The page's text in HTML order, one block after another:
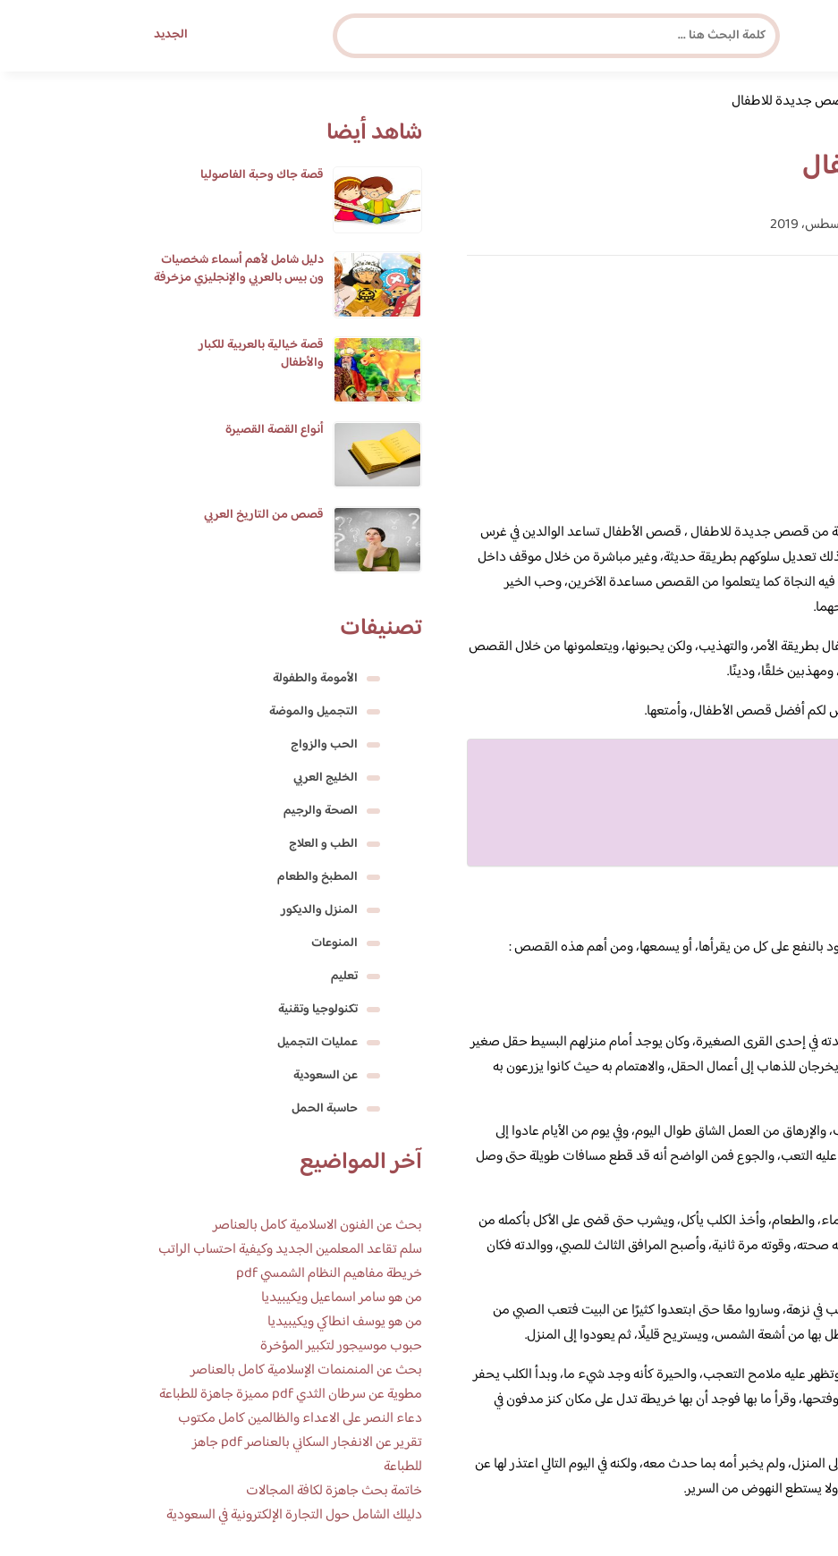
الجديد
مجلة برونزية للفتاة العصريةجديدة للاطفال
من قصص جديدة للاطفال ، قصص الأطفال تساعد الوالدين في غرس
تعديل سلوكهم بطريقة حديثة، وغير مباشرة من خلال موقف داخل
النجاة كما يتعلموا من القصص مساعدة الآخرين، وحب الخير
بطريقة الأمر، والتهذيب، ولكن يحبونها، ويتعلمونها من خلال القصص
خلقًا، ودينًا.
لكم أفضل قصص الأطفال، وأمتعها.
بالنفع على كل من يقرأها، أو يسمعها، ومن أهم هذه القصص :
في إحدى القرى الصغيرة، وكان يوجد أمام منزلهم البسيط حقل صغير
للذهاب إلى أعمال الحقل، والاهتمام به حيث كانوا يزرعون به
من العمل الشاق طوال اليوم، وفي يوم من الأيام عادوا إلى
عليه التعب، والجوع فمن الواضح أنه قد قطع مسافات طويلة حتى وصل
والطعام، وأخذ الكلب يأكل، ويشرب حتى قضى على الأكل بأكمله من
وقوته مرة ثانية، وأصبح المرافق الثالث للصبي، ووالدته فكان
في نزهة، وساروا معًا حتى ابتعدوا كثيرًا عن البيت فتعب الصبي من
من أشعة الشمس، ويستريح قليلًا، ثم يعودوا إلى المنزل.
عليه ملامح التعجب، والحيرة كأنه وجد شيء ما، وبدأ الكلب يحفر
وفتحها، وقرأ ما بها فوجد أن بها خريطة تدل على مكان كنز مدفون في
المنزل، ولم يخبر أمه بما حدث معه، ولكنه في اليوم التالي اعتذر لها عن
يستطع النهوض من السرير.
شاهد أيضا
قصة جاك وحبة الفاصوليا
دليل شامل لأهم أسماء شخصيات
ون بيس بالعربي والإنجليزي مزخرفة
قصة خيالية بالعربية للكبار
والأطفال
أنواع القصة القصيرة
قصص من التاريخ العربي
تصنيفات
الأمومة والطفولة
التجميل والموضة
الحب والزواج
الخليج العربي
الصحة والرجيم
الطب و العلاج
المطبخ والطعام
المنزل والديكور
المنوعات
تعليم
تكنولوجيا وتقنية
عمليات التجميل
عن السعودية
حاسبة الحمل
آخر المواضيع
بحث عن الفنون الاسلامية كامل بالعناصر
سلم تقاعد المعلمين الجديد وكيفية احتساب الراتب
خريطة مفاهيم النظام الشمسي pdf
من هو سامر اسماعيل ويكيبيديا
من هو يوسف انطاكي ويكيبيديا
حبوب موسيجور لتكبير المؤخرة
بحث عن المنمنمات الإسلامية كامل بالعناصر
مطوية عن سرطان الثدي pdf مميزة جاهزة للطباعة
دعاء النصر على الاعداء والظالمين كامل مكتوب
تقرير عن الانفجار السكاني بالعناصر pdf جاهز
للطباعة
خاتمة بحث جاهزة لكافة المجالات
دليلك الشامل حول التجارة الإلكترونية في السعودية